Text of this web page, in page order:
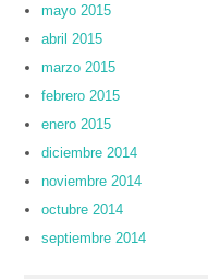
mayo 2015
abril 2015
marzo 2015
febrero 2015
enero 2015
diciembre 2014
noviembre 2014
octubre 2014
septiembre 2014